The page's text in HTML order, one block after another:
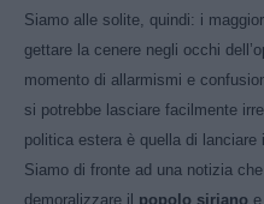
Siamo alle solite, quindi: i
gettare la cenere negli occhi
momento di allarmismi e
si potrebbe lasciare facilmente
politica estera è quella di
Siamo di fronte ad una notizia
demoralizzare il popolo siriano